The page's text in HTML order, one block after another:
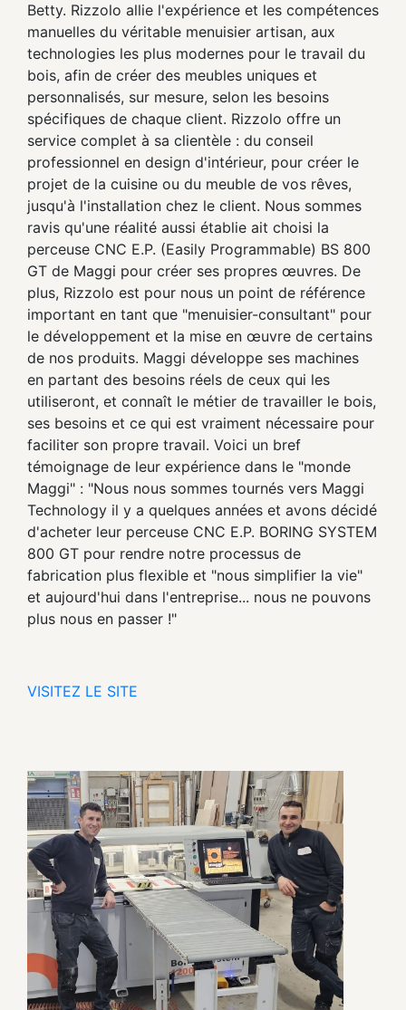
Betty. Rizzolo allie l'expérience et les compétences
manuelles du véritable menuisier artisan, aux
technologies les plus modernes pour le travail du
bois, afin de créer des meubles uniques et
personnalisés, sur mesure, selon les besoins
spécifiques de chaque client. Rizzolo offre un
service complet à sa clientèle : du conseil
professionnel en design d'intérieur, pour créer le
projet de la cuisine ou du meuble de vos rêves,
jusqu'à l'installation chez le client. Nous sommes
ravis qu'une réalité aussi établie ait choisi la
perceuse CNC E.P. (Easily Programmable) BS 800
GT de Maggi pour créer ses propres œuvres. De
plus, Rizzolo est pour nous un point de référence
important en tant que "menuisier-consultant" pour
le développement et la mise en œuvre de certains
de nos produits. Maggi développe ses machines
en partant des besoins réels de ceux qui les
utiliseront, et connaît le métier de travailler le bois,
ses besoins et ce qui est vraiment nécessaire pour
faciliter son propre travail. Voici un bref
témoignage de leur expérience dans le "monde
Maggi" : "Nous nous sommes tournés vers Maggi
Technology il y a quelques années et avons décidé
d'acheter leur perceuse CNC E.P. BORING SYSTEM
800 GT pour rendre notre processus de
fabrication plus flexible et "nous simplifier la vie"
et aujourd'hui dans l'entreprise... nous ne pouvons
plus nous en passer !"
VISITEZ LE SITE